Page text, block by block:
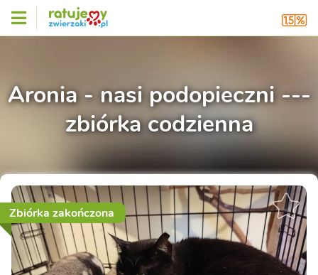
Aronia - nasi podopieczni ---
zbiórka codzienna
Zbiórka zakończona